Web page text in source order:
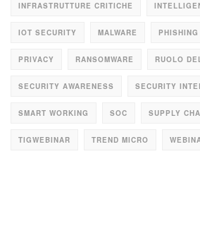
INFRASTRUTTURE CRITICHE
IOT SECURITY MALWARE PHISHING
PRIVACY RANSOMWARE RUOLO
SECURITY AWARENESS SECURITY
SMART WORKING SOC SUPPLY
TIGWEBINAR TREND MICRO